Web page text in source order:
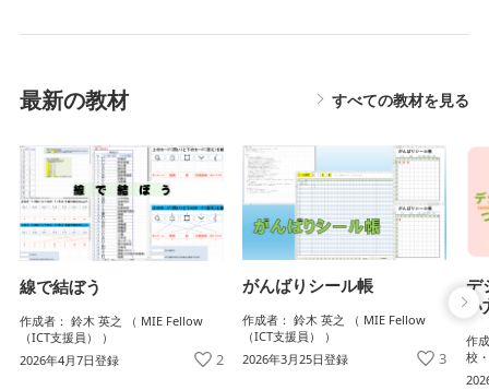
最新の教材 すべての教材を見る
線で結ぼう
作成者： 鈴木 英之 （ MIE Fellow
（ICT支援員） ）
2026年4月7日登録
2
がんばりシール帳
作成者： 鈴木 英之 （ MIE Fellow
（ICT支援員） ）
2026年3月25日登録
3
デ
い
作
校